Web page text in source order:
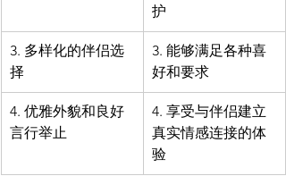
护
3. 多样化的伴侣选
择
3. 能够满足各种喜
好和要求
4. 优雅外貌和良好
言行举止
4. 享受与伴侣建立
真实情感连接的体
验